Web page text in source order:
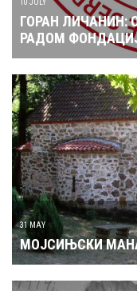
ГОРАН ЛИЧАНИН:
РАДОМ
31 MAY
МОЈСИЊСКИ